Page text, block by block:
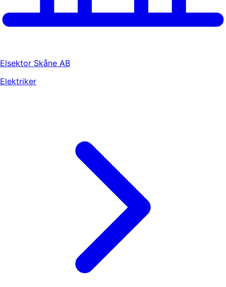
Elsektor Skåne AB
Elektriker